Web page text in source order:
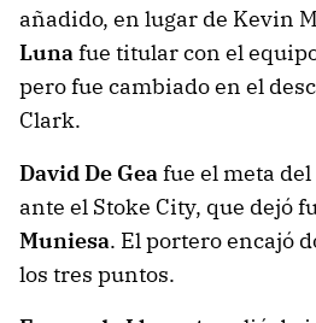
añadido, en lugar de Kevin
Lunafue titular con el
pero fue cambiado en el
Clark.
David De Geafue el meta
ante el Stoke City, que dejó
Muniesa. El portero encajó
los tres puntos.